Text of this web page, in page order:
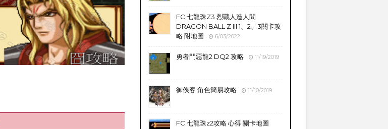
FC 七龍珠Z3 烈戰人造人間
DRAGON BALL Z III 1、2、3關卡攻
略 附地圖
6/03/2022
勇者鬥惡龍2 DQ2 攻略 11/19/2019
御俠客 角色簡易攻略 11/10/2019
FC 七龍珠z2攻略 心得 關卡地圖